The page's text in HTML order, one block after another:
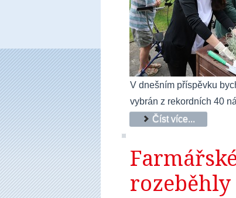
V dnešním příspěvku
vybrán z rekordních 40
Číst více...
rozeběhly